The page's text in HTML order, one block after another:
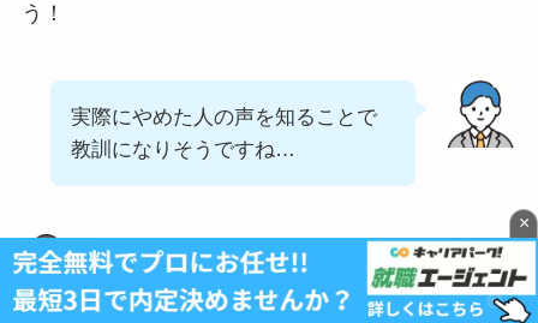
う！
実際にやめた人の声を知ることで
教訓になりそうですね…
リアルな事情を知ることができる
ので、参考にしてください。
×